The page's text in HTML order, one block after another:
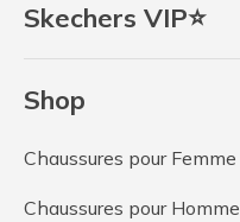
Skechers VIP⭐
Shop
Chaussures pour Femme
Chaussures pour Homme